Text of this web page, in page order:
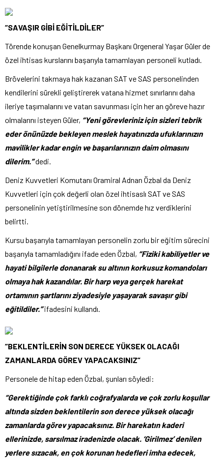
“SAVAŞIR GİBİ EĞİTİLDİLER”
Törende konuşan Genelkurmay Başkanı Orgeneral Yaşar Güler de
özel ihtisas kurslarını başarıyla tamamlayan personeli kutladı.
Brövelerini takmaya hak kazanan SAT ve SAS personelinden
kendilerini sürekli geliştirerek vatana hizmet sınırlarını daha
ileriye taşımalarını ve vatan savunması için her an göreve hazır
olmalarını isteyen Güler, “Yeni görevleriniz için sizleri tebrik
eder önünüzde bekleyen meslek hayatınızda ufuklarınızın
mavilikler kadar engin ve başarılarınızın daim olmasını
dilerim.”dedi.
Deniz Kuvvetleri Komutanı Oramiral Adnan Özbal da Deniz
Kuvvetleri için çok değerli olan özel ihtisaslı SAT ve SAS
personelinin yetiştirilmesine son dönemde hız verdiklerini
belirtti.
Kursu başarıyla tamamlayan personelin zorlu bir eğitim sürecini
başarıyla tamamladığını ifade eden Özbal, “Fiziki kabiliyetler ve
hayati bilgilerle donanarak su altının korkusuz komandoları
olmaya hak kazandılar. Bir harp veya gerçek harekat
ortamının şartlarını ziyadesiyle yaşayarak savaşır gibi
eğitildiler.”ifadesini kullandı.
“BEKLENTİLERİN SON DERECE YÜKSEK OLACAĞI
ZAMANLARDA GÖREV YAPACAKSINIZ”
Personele de hitap eden Özbal, şunları söyledi:
“Gerektiğinde çok farklı coğrafyalarda ve çok zorlu koşullar
altında sizden beklentilerin son derece yüksek olacağı
zamanlarda görev yapacaksınız. Bir harekatın kaderi
ellerinizde, sarsılmaz iradenizde olacak. ‘Girilmez’ denilen
yerlere sızacak, en çok korunan hedefleri imha edecek,